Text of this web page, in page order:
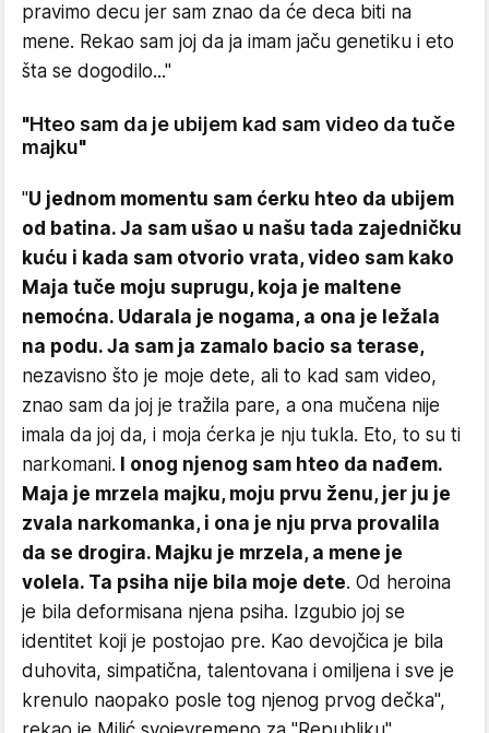
pravimo decu jer sam znao da će deca biti na
mene. Rekao sam joj da ja imam jaču genetiku i eto
šta se dogodilo..."
"Hteo sam da je ubijem kad sam video da tuče
majku"
"U jednom momentu sam ćerku hteo da ubijem
od batina. Ja sam ušao u našu tada zajedničku
kuću i kada sam otvorio vrata, video sam kako
Maja tuče moju suprugu, koja je maltene
nemoćna. Udarala je nogama, a ona je ležala
na podu. Ja sam ja zamalo bacio sa terase,
nezavisno što je moje dete, ali to kad sam video,
znao sam da joj je tražila pare, a ona mučena nije
imala da joj da, i moja ćerka je nju tukla. Eto, to su ti
narkomani. I onog njenog sam hteo da nađem.
Maja je mrzela majku, moju prvu ženu, jer ju je
zvala narkomanka, i ona je nju prva provalila
da se drogira. Majku je mrzela, a mene je
volela. Ta psiha nije bila moje dete. Od heroina
je bila deformisana njena psiha. Izgubio joj se
identitet koji je postojao pre. Kao devojčica je bila
duhovita, simpatična, talentovana i omiljena i sve je
krenulo naopako posle tog njenog prvog dečka",